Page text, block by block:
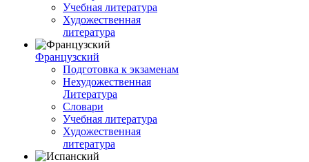
Учебная литература
Художественная
литература
Французский
Подготовка к экзаменам
Нехудожественная
Литература
Словари
Учебная литература
Художественная
литература